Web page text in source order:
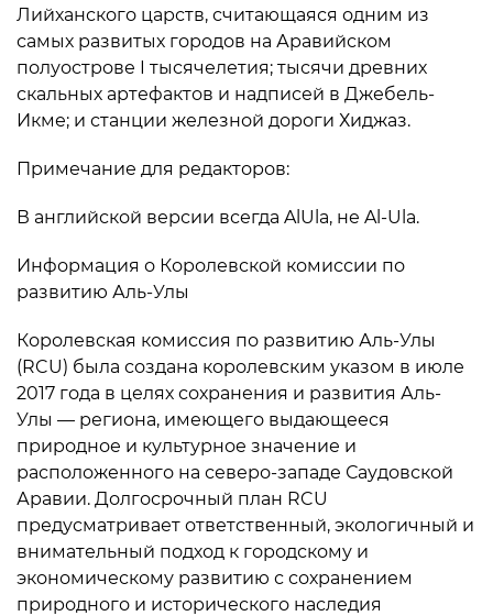
Лийханского царств, считающаяся одним из
самых развитых городов на Аравийском
полуострове I тысячелетия; тысячи древних
скальных артефактов и надписей в Джебель-
Икме; и станции железной дороги Хиджаз.
Примечание для редакторов:
В английской версии всегда AlUla, не Al-Ula.
Информация о Королевской комиссии по
развитию Аль-Улы
Королевская комиссия по развитию Аль-Улы
(RCU) была создана королевским указом в июле
2017 года в целях сохранения и развития Аль-
Улы — региона, имеющего выдающееся
природное и культурное значение и
расположенного на северо-западе Саудовской
Аравии. Долгосрочный план RCU
предусматривает ответственный, экологичный и
внимательный подход к городскому и
экономическому развитию с сохранением
природного и исторического наследия